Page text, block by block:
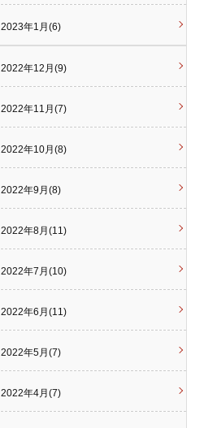
2023年1月(6)
2022年12月(9)
2022年11月(7)
2022年10月(8)
2022年9月(8)
2022年8月(11)
2022年7月(10)
2022年6月(11)
2022年5月(7)
2022年4月(7)